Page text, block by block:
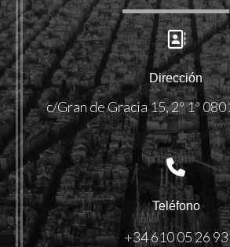
Dirección
c/Gran de Gracia 15, 2º 1ª
Teléfono
+34 610 05 26 93